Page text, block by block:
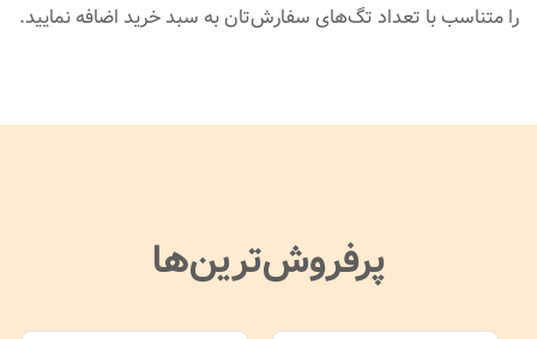
را متناسب با تعداد تگ‌های سفارش‌تان به سبد خرید اضافه نمایید.
پرفروش‌ترین‌ها